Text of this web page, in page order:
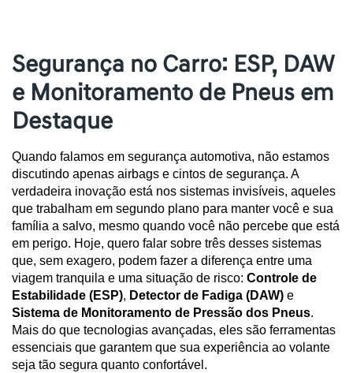
Segurança no Carro: ESP, DAW
e Monitoramento de Pneus em
Destaque
Quando falamos em segurança automotiva, não estamos
discutindo apenas airbags e cintos de segurança. A
verdadeira inovação está nos sistemas invisíveis, aqueles
que trabalham em segundo plano para manter você e sua
família a salvo, mesmo quando você não percebe que está
em perigo. Hoje, quero falar sobre três desses sistemas
que, sem exagero, podem fazer a diferença entre uma
viagem tranquila e uma situação de risco: Controle de
Estabilidade (ESP), Detector de Fadiga (DAW)
Sistema de Monitoramento de Pressão dos Pneus.
Mais do que tecnologias avançadas, eles são ferramentas
essenciais que garantem que sua experiência ao volante
seja tão segura quanto confortável.